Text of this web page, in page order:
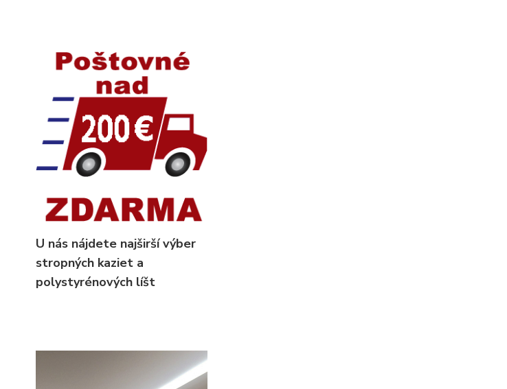
U nás nájdete najširší výber
stropných kaziet a
polystyrénových líšt